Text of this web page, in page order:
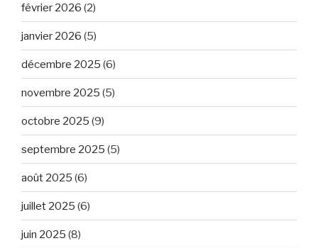
février 2026 (2)
janvier 2026 (5)
décembre 2025 (6)
novembre 2025 (5)
octobre 2025 (9)
septembre 2025 (5)
août 2025 (6)
juillet 2025 (6)
juin 2025 (8)